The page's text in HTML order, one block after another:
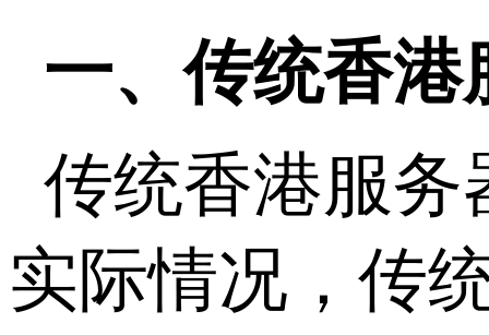
一、传统香
传统香港服务
实际情况，传